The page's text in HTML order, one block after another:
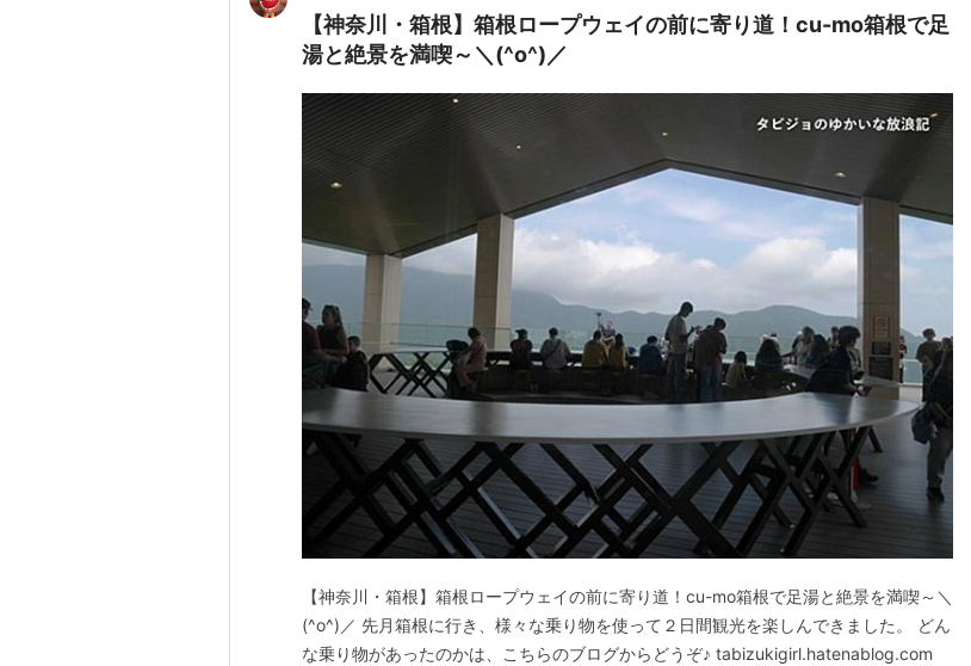
リスト：駅キーワード
リスト：駅つきキーワード
【神奈川・箱根】箱根ロープウェイの前に寄り道！cu-mo箱根で足
湯と絶景を満喫～＼(^o^)／
【神奈川・箱根】箱根ロープウェイの前に寄り道！cu-mo箱根で足湯と絶景を満喫～＼
(^o^)／ 先月箱根に行き、様々な乗り物を使って２日間観光を楽しんできました。 どん
な乗り物があったのかは、こちらのブログからどうぞ♪ tabizukigirl.hatenablog.com